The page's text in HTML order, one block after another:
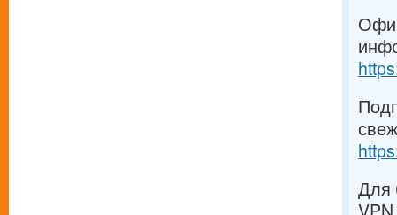
Для